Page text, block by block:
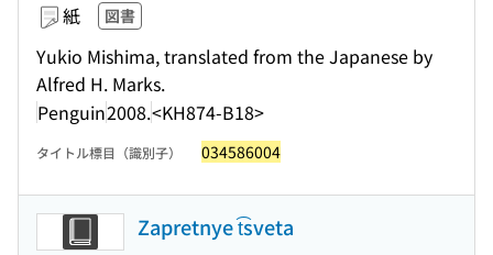
紙 図書
Yukio Mishima, translated from the Japanese by
Alfred H. Marks.
Penguin2008.<KH874-B18>
タイトル標目（識別子） 034586004
Zapretnye t͡sveta